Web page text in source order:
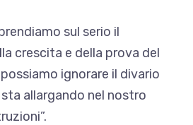
sul serio il
crescita e della prova del
ignorare il divario
allargando nel nostro